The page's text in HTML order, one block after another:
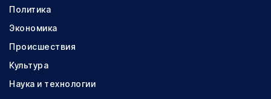
Политика
Экономика
Происшествия
Культура
Наука и технологии